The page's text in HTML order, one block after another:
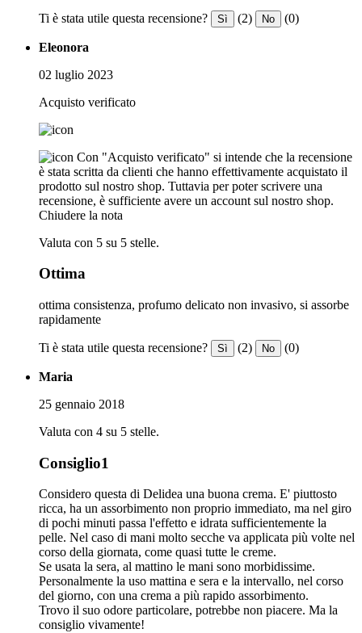
Ti è stata utile questa recensione? Sì (2) No (0)
Eleonora
02 luglio 2023
Acquisto verificato
Con "Acquisto verificato" si intende che la recensione
è stata scritta da clienti che hanno effettivamente acquistato il
prodotto sul nostro shop. Tuttavia per poter scrivere una
recensione, è sufficiente avere un account sul nostro shop.
Chiudere la nota
Valuta con 5 su 5 stelle.
Ottima
ottima consistenza, profumo delicato non invasivo, si assorbe
rapidamente
Ti è stata utile questa recensione? Sì (2) No (0)
Maria
25 gennaio 2018
Valuta con 4 su 5 stelle.
Consiglio1
Considero questa di Delidea una buona crema. E' piuttosto
ricca, ha un assorbimento non proprio immediato, ma nel giro
di pochi minuti passa l'effetto e idrata sufficientemente la
pelle. Nel caso di mani molto secche va applicata più volte nel
corso della giornata, come quasi tutte le creme.
Se usata la sera, al mattino le mani sono morbidissime.
Personalmente la uso mattina e sera e la intervallo, nel corso
del giorno, con una crema a più rapido assorbimento.
Trovo il suo odore particolare, potrebbe non piacere. Ma la
consiglio vivamente!